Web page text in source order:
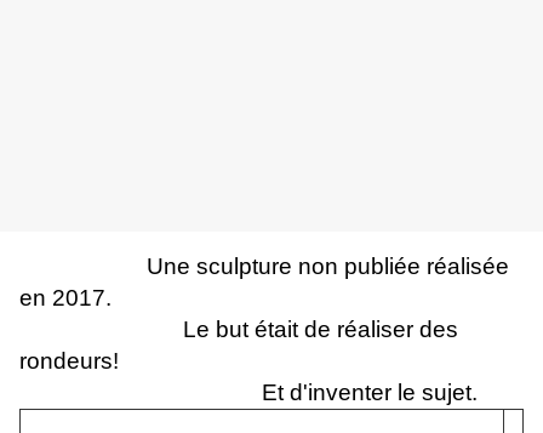
Une sculpture non publiée réalisée
en 2017.
Le but était de réaliser des
rondeurs!
Et d'inventer le sujet.